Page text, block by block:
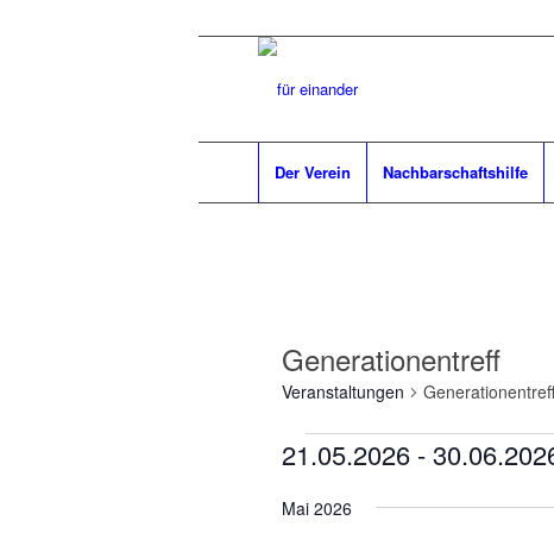
Der Verein Nachbarschaftshilfe
Generationentreff
Veranstaltungen Generationentreff
Veranstaltungen
21.05.2026 -
wählen.
Mai 2026